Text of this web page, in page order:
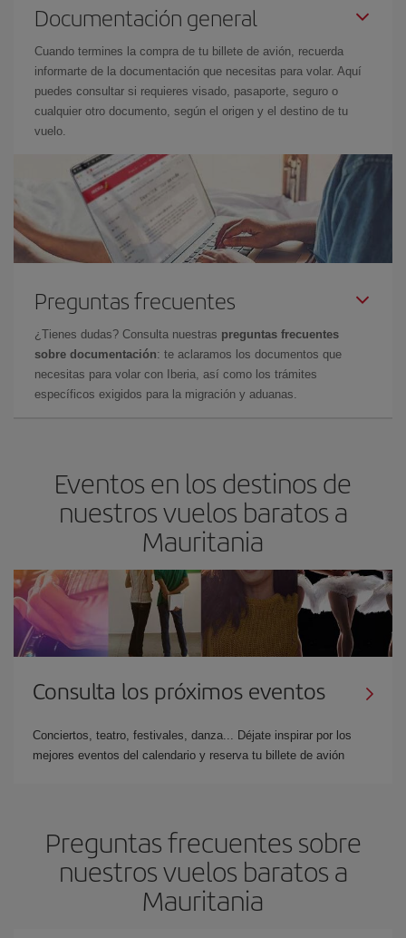
Documentación general
Cuando termines la compra de tu billete de avión, recuerda
informarte de la documentación que necesitas para volar. Aquí
puedes consultar si requieres visado, pasaporte, seguro o
cualquier otro documento, según el origen y el destino de tu
vuelo.
Preguntas frecuentes
¿Tienes dudas? Consulta nuestras preguntas frecuentes
sobre documentación: te aclaramos los documentos que
necesitas para volar con Iberia, así como los trámites
específicos exigidos para la migración y aduanas.
Eventos en los destinos de
nuestros vuelos baratos a
Mauritania
Consulta los próximos eventos
Conciertos, teatro, festivales, danza... Déjate inspirar por los
mejores eventos del calendario y reserva tu billete de avión
Preguntas frecuentes sobre
nuestros vuelos baratos a
Mauritania